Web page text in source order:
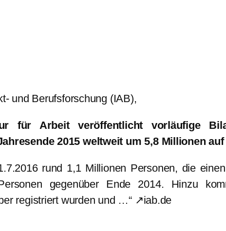
und Berufsforschung (IAB),
für Arbeit veröffentlicht vorläufige
2015 weltweit um 5,8 Millionen
rund 1,1 Millionen Personen, die
gegenüber Ende 2014. Hinzu
registriert wurden und …“ ↗iab.de